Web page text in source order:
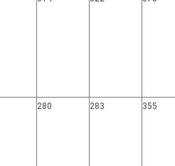
280 283 355